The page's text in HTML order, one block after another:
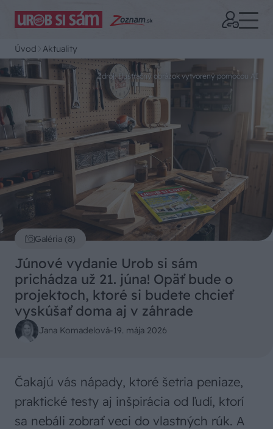
Úvod Aktuality
Galéria (8)
Zdroj: Ilustračný obrázok vytvorený pomocou AI
Júnové vydanie Urob si sám
prichádza už 21. júna! Opäť bude o
projektoch, ktoré si budete chcieť
vyskúšať doma aj v záhrade
Jana Komadelová-19. mája 2026
Čakajú vás nápady, ktoré šetria peniaze,
praktické testy aj inšpirácia od ľudí, ktorí
sa nebáli zobrať veci do vlastných rúk. A